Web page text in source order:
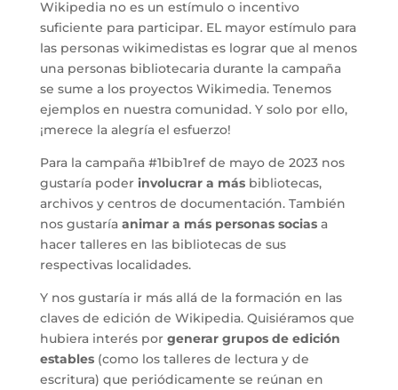
Wikipedia no es un estímulo o incentivo
suficiente para participar. EL mayor estímulo para
las personas wikimedistas es lograr que al menos
una personas bibliotecaria durante la campaña
se sume a los proyectos Wikimedia. Tenemos
ejemplos en nuestra comunidad. Y solo por ello,
¡merece la alegría el esfuerzo!
Para la campaña #1bib1ref de mayo de 2023 nos
gustaría poder involucrar a másbibliotecas,
archivos y centros de documentación. También
nos gustaría animar a más personas socias a
hacer talleres en las bibliotecas de sus
respectivas localidades.
Y nos gustaría ir más allá de la formación en las
claves de edición de Wikipedia. Quisiéramos que
hubiera interés por generar grupos de edición
estables (como los talleres de lectura y de
escritura) que periódicamente se reúnan en